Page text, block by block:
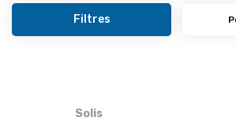
Filtres
Solis